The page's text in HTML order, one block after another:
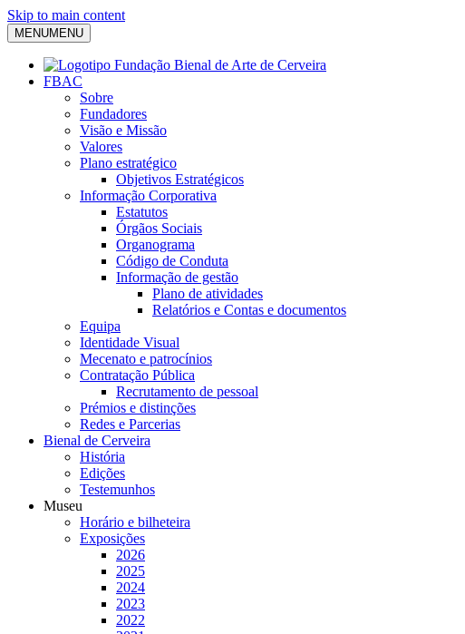
Skip to main content
MENUMENU
FBAC
Sobre
Fundadores
Visão e Missão
Valores
Plano estratégico
Objetivos Estratégicos
Informação Corporativa
Estatutos
Órgãos Sociais
Organograma
Código de Conduta
Informação de gestão
Plano de atividades
Relatórios e Contas e documentos
Equipa
Identidade Visual
Mecenato e patrocínios
Contratação Pública
Recrutamento de pessoal
Prémios e distinções
Redes e Parcerias
Bienal de Cerveira
História
Edições
Testemunhos
Museu
Horário e bilheteira
Exposições
2026
2025
2024
2023
2022